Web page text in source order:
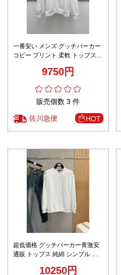
一番安い メンズ グッチパーカー
コピー プリント 柔軟 トップス
9750円
販売個数 3 件
佐川急便 HOT
超低価格 グッチパーカー青激安
通販 トップス 純綿 シンプル 男
10250円